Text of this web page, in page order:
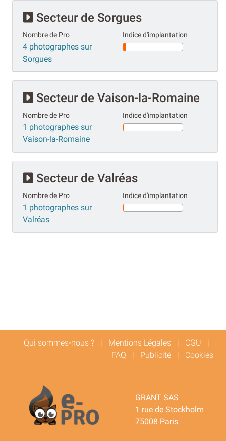
Secteur de Sorgues
Nombre de Pro
4 photographes sur
Sorgues
Indice d'implantation
Secteur de Vaison-la-Romaine
Nombre de Pro
1 photographes sur
Vaison-la-Romaine
Indice d'implantation
Secteur de Valréas
Nombre de Pro
1 photographes sur
Valréas
Indice d'implantation
Qui sommes-nous ? | Mentions Légales | CGU |
FAQ | Publicité | Cookies
GRANT SAS
1 rue de Stockholm
75008 Paris